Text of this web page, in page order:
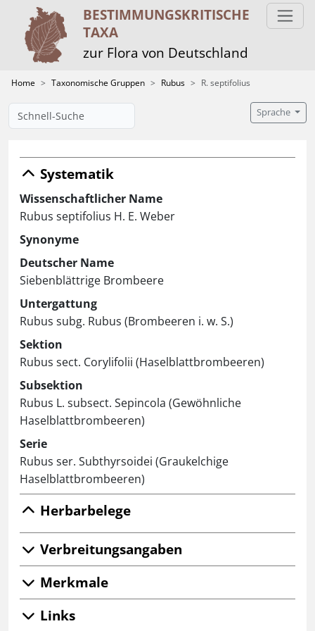
BESTIMMUNGS­KRITISCHE
TAXA
zur Flora von Deutschland
Home Taxonomische Gruppen Rubus R. septifolius
Sprache
Systematik
Wissenschaftlicher Name
Rubus septifolius H. E. Weber
Synonyme
Deutscher Name
Siebenblättrige Brombeere
Untergattung
Rubus subg. Rubus (Brombeeren i. w. S.)
Sektion
Rubus sect. Corylifolii (Haselblattbrombeeren)
Subsektion
Rubus L. subsect. Sepincola (Gewöhnliche
Haselblattbrombeeren)
Serie
Rubus ser. Subthyrsoidei (Graukelchige
Haselblattbrombeeren)
Herbarbelege
Verbreitungsangaben
Merkmale
Links